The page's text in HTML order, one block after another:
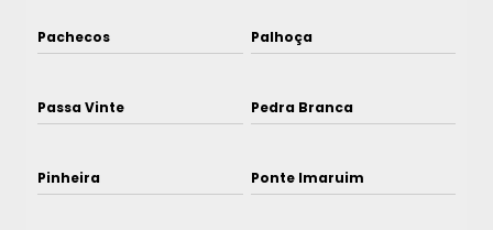
Pachecos Palhoça
Passa Vinte Pedra Branca
Pinheira Ponte Imaruim